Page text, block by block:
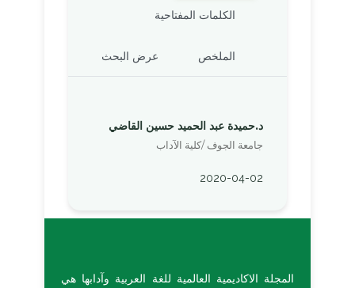
الكلمات المفتاحية
الملخص عرض البحث
د.حميدة عبد الحميد حسين القاضي
جامعة الجوف /كلية الآداب
2020-04-02
المجلة الاكاديمية العالمية للغة العربية وآدابها هي